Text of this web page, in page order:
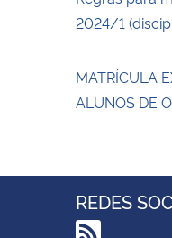
2024/1
MATRÍCULA
ALUNOS DE
REDES